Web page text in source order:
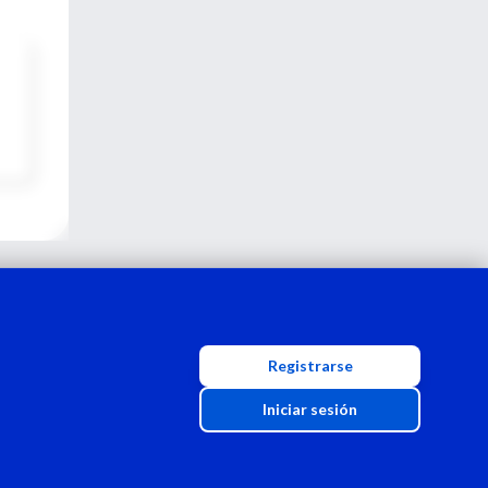
Registrarse
Iniciar sesión